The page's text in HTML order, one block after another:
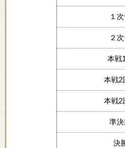
１
２
本戦
本戦
本戦
準
決